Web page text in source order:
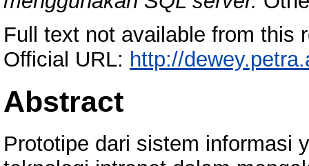
Full text not available from this
Official URL: http://
Abstract
Prototipe dari sistem informasi